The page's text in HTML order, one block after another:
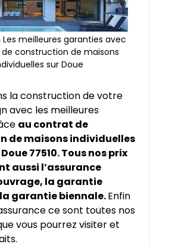
Les meilleures garanties avec
construction de maisons
sur Doue
la construction de votre
avec les meilleures
au contrat de
de maisons individuelles
Doue 77510. Tous nos prix
aussi l’assurance
la garantie
garantie biennale.Enfin
ce sont toutes nos
vous pourrez visiter et